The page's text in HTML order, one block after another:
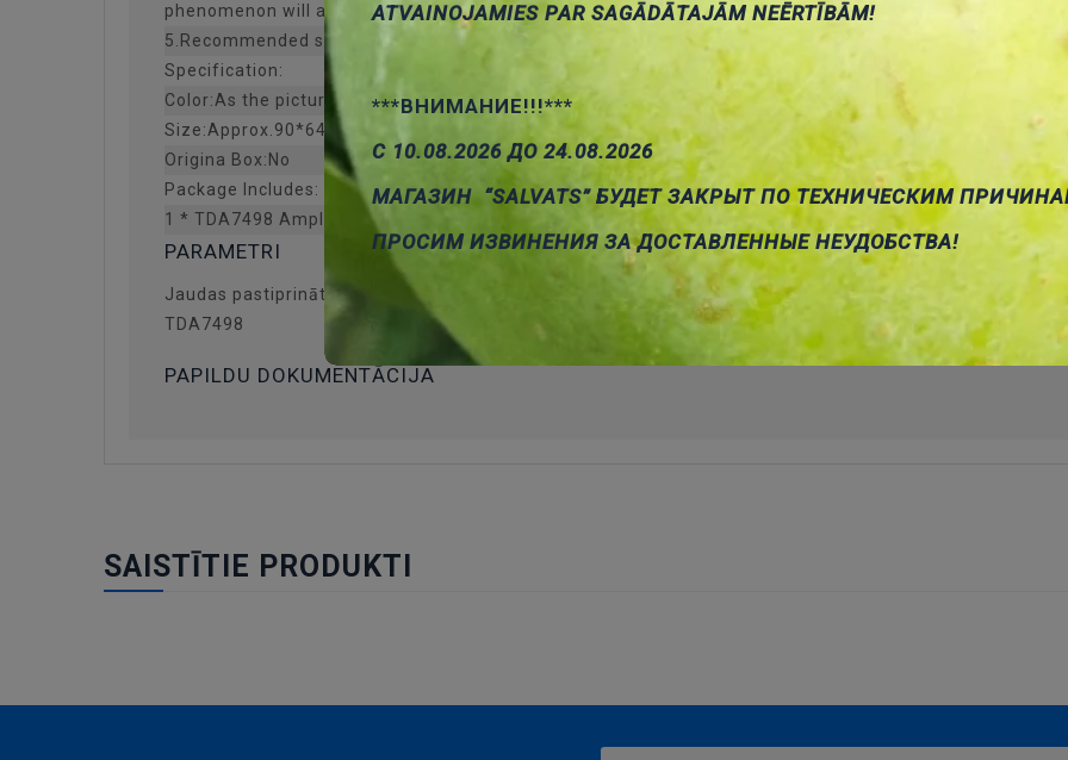
phenomenon will appear when the staccato).
5.Recommended speaker impedance: 8 ohms Best (4 ohms or 6ohms in Europe also work).
Specification:
Color:As the picture shows
Size:Approx.90*64mm
Origina Box:No
Package Includes:
1 * TDA7498 Amplifier Board
PARAMETRI
Jaudas pastiprinātajs
TDA7498
PAPILDU DOKUMENTĀCIJA
SAISTĪTIE PRODUKTI
ATVAINOJAMIES PAR SAGĀDĀTAJĀM NEĒRTĪBĀM!
***ВНИМАНИЕ!!!***
С 10.08.2026 ДО 24.08.2026
МАГАЗИН “SALVATS” БУДЕТ ЗАКРЫТ ПО ТЕХНИЧЕСКИМ
ПРОСИМ ИЗВИНЕНИЯ ЗА ДОСТАВЛЕННЫЕ НЕУДОБСТВА!